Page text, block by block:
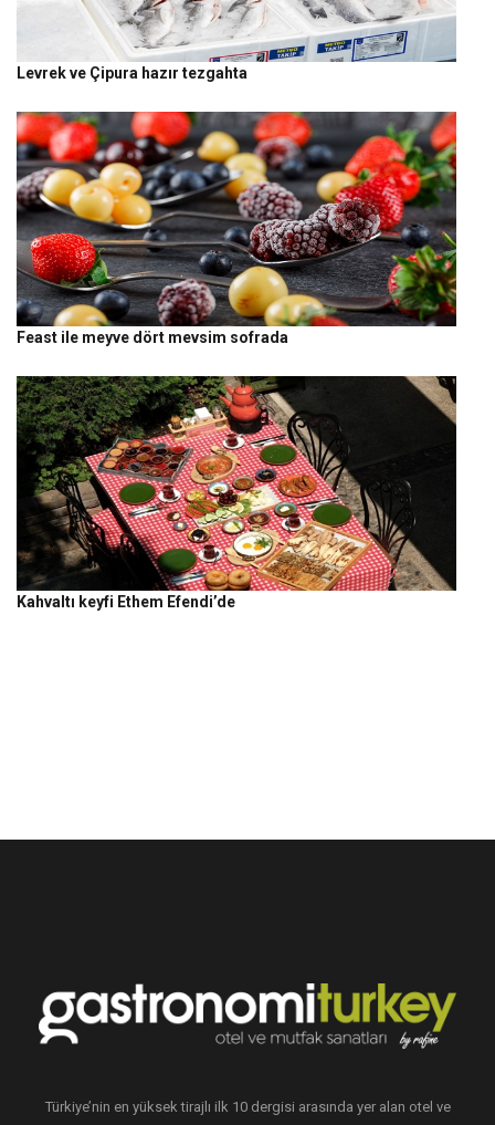
Levrek ve Çipura hazır tezgahta
Feast ile meyve dört mevsim sofrada
Kahvaltı keyfi Ethem Efendi’de
Türkiye’nin en yüksek tirajlı ilk 10 dergisi arasında yer alan otel ve